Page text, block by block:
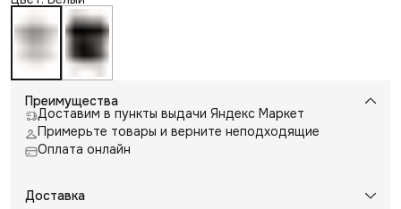
Преимущества
Доставим в пункты выдачи Яндекс Маркет
Примерьте товары и верните неподходящие
Оплата онлайн
Доставка